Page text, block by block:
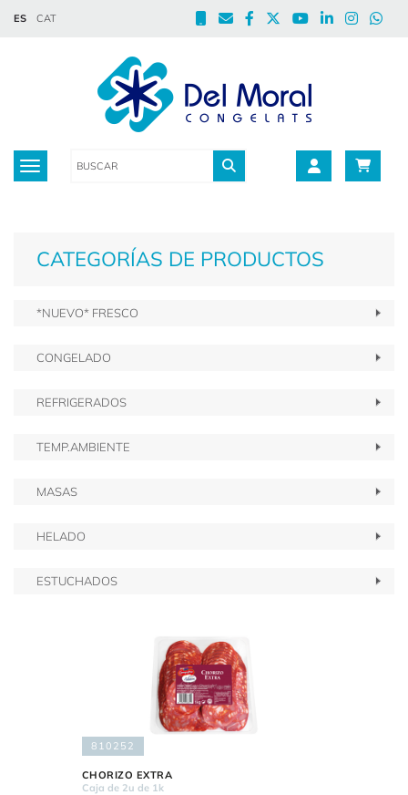
ES CAT
Toggle navigation
CATEGORÍAS DE PRODUCTOS
*NUEVO* FRESCO
CONGELADO
REFRIGERADOS
TEMP.AMBIENTE
MASAS
HELADO
ESTUCHADOS
810252
CHORIZO EXTRA
Caja de 2u de 1k